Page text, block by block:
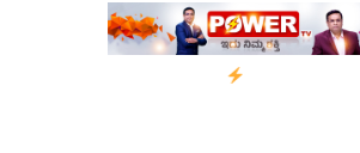
ಬೀರೇನ್ ಸಿಂಗ್ ಅವರ ಆಡಿಯೋ